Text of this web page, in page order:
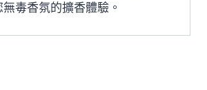
毒香氛的擴香體驗。